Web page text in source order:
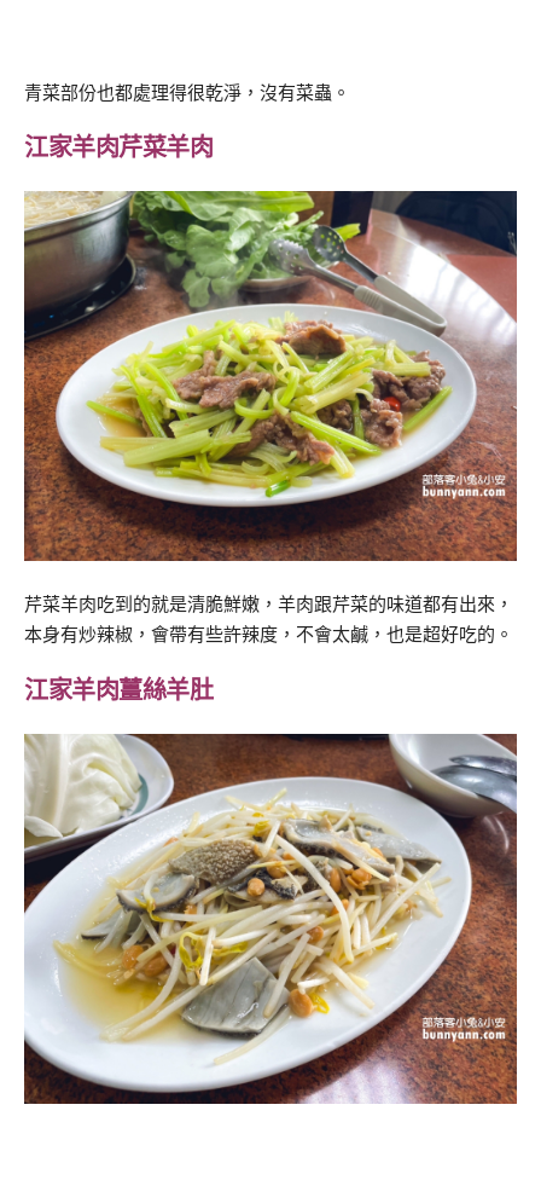
青菜部份也都處理得很乾淨，沒有菜蟲。
江家羊肉芹菜羊肉
芹菜羊肉吃到的就是清脆鮮嫩，羊肉跟芹菜的味道都有出來，
本身有炒辣椒，會帶有些許辣度，不會太鹹，也是超好吃的。
江家羊肉薑絲羊肚